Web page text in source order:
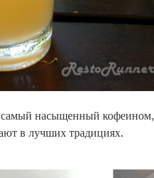
самый насыщенный кофеином,
в лучших традициях.